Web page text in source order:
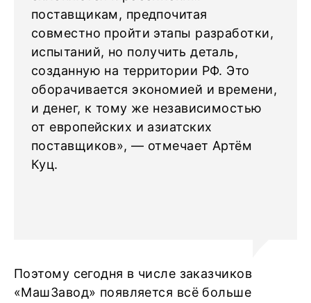
поставщикам, предпочитая
совместно пройти этапы разработки,
испытаний, но получить деталь,
созданную на территории РФ. Это
оборачивается экономией и времени,
и денег, к тому же независимостью
от европейских и азиатских
поставщиков», — отмечает Артём
Куц.
Поэтому сегодня в числе заказчиков
«МашЗавод» появляется всё больше